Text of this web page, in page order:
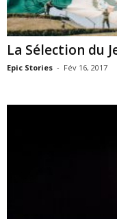
La Sélection du
Epic Stories - Fév 16, 2017